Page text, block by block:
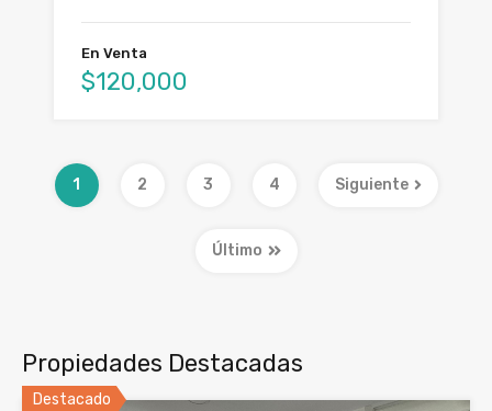
En Venta
$120,000
1 2 3 4 Siguiente
Último
Propiedades Destacadas
Destacado